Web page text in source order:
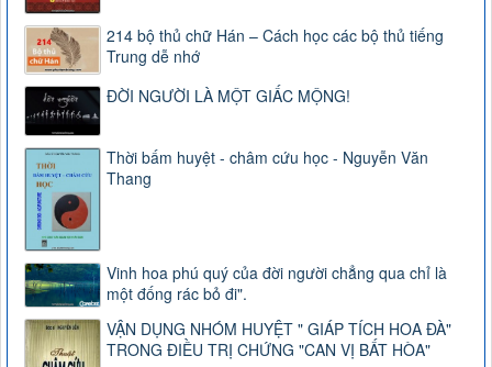
214 bộ thủ chữ Hán – Cách học các bộ thủ tiếng
Trung dễ nhớ
ĐỜI NGƯỜI LÀ MỘT GIẤC MỘNG!
Thời bấm huyệt - châm cứu học - Nguyễn Văn
Thang
Vinh hoa phú quý của đời người chẳng qua chỉ là
một đống rác bỏ đi".
VẬN DỤNG NHÓM HUYỆT " GIÁP TÍCH HOA ĐÀ"
TRONG ĐIỀU TRỊ CHỨNG "CAN VỊ BẤT HÒA"